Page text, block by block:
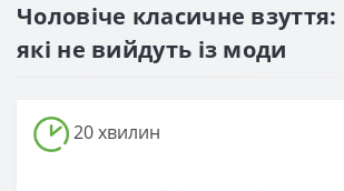
Чоловіче класичне взуття:
які не вийдуть із моди
20 хвилин